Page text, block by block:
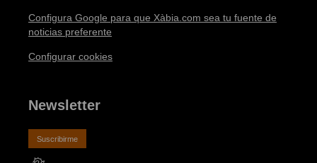
Configura Google para que Xàbia.com sea tu fuente de
noticias preferente
Configurar cookies
Newsletter
Suscribirme